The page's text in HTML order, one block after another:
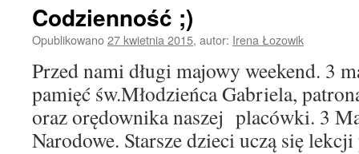
Codzienność ;)
Opublikowano27 kwietnia 2015, autor: Irena Łozowik
Przed nami długi majowy weekend. 3
pamięć św.Młodzieńca Gabriela,
oraz orędownika naszej placówki. 3
Narodowe. Starsze dzieci uczą się